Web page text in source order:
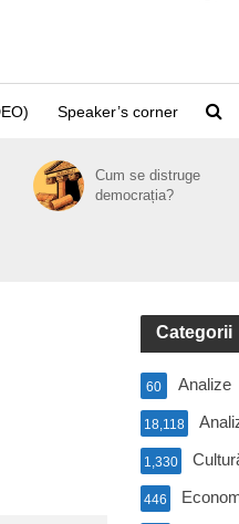
Speaker’s corner
Cum se distruge
democrația?
Categorii
Analize
60
18,118
1,330
446